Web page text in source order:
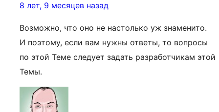
8 лет, 9 месяцев назад
Возможно, что оно не настолько уж знаменито.
И поэтому, если вам нужны ответы, то вопросы
по этой Теме следует задать разработчикам этой
Темы.